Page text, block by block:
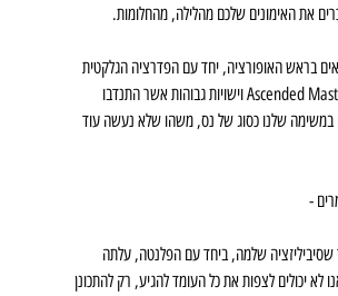
את האימונים שלכם מהלילה, מהחלומות.
בראש האופורציה, יחד עם הפדרציה הגלקטית
של האור, ועוד Ascended Master וישויות גבוהות אשר התנדבו
במשימה שלנו כסוג של נס, משהו שלא נעשה עוד
-
שלמה, ביחד עם הפלנטה, עלתה
לא יכולים לצפות את כל העומד להגיע, רק להתכונן